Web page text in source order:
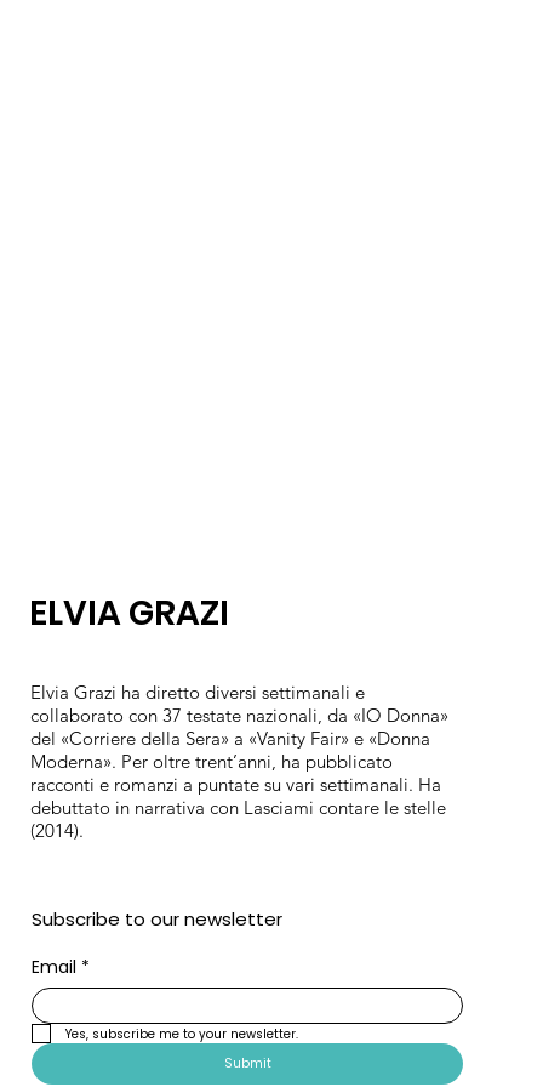
ELVIA GRAZI
Elvia Grazi ha diretto diversi settimanali e
collaborato con 37 testate nazionali, da «IO Donna»
del «Corriere della Sera» a «Vanity Fair» e «Donna
Moderna». Per oltre trent’anni, ha pubblicato
racconti e romanzi a puntate su vari settimanali. Ha
debuttato in narrativa con Lasciami contare le stelle
(2014).
Subscribe to our newsletter
Email *
Yes, subscribe me to your newsletter.
Submit